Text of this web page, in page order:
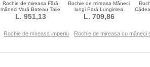
Rochie de mireasa Fără
mâneci Vară Bateau Talie
Scăzut Sexy Capelă
L. 951,13
Rochie de mireasa Mâneci
lungi Pară Lungimea
podelei Primăvară
L. 709,86
Rochie de mireasa imperiu
Rochie de mireasa cu mâneci